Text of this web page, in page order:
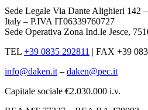
Sede Legale Via Dante Alighieri 142
Italy – P.IVA IT06339760727
Sede Operativa Zona Ind.le Jesce,
TEL +39 0835 292811 | FAX +39
info@daken.it – daken@pec.it
Capitale sociale €2.030.000 i.v.